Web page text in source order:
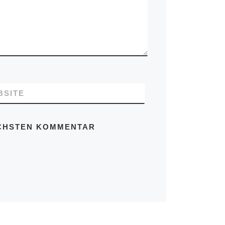
KOMMENTAR